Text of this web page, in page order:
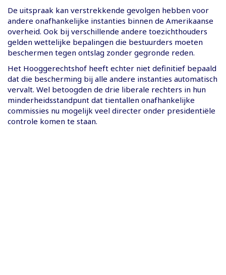
De uitspraak kan verstrekkende gevolgen hebben voor
andere onafhankelijke instanties binnen de Amerikaanse
overheid. Ook bij verschillende andere toezichthouders
gelden wettelijke bepalingen die bestuurders moeten
beschermen tegen ontslag zonder gegronde reden.
Het Hooggerechtshof heeft echter niet definitief bepaald
dat die bescherming bij alle andere instanties automatisch
vervalt. Wel betoogden de drie liberale rechters in hun
minderheidsstandpunt dat tientallen onafhankelijke
commissies nu mogelijk veel directer onder presidentiële
controle komen te staan.